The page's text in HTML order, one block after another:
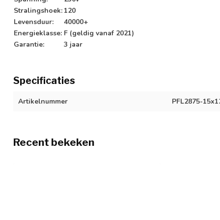
Stralingshoek: 120
Levensduur:
40000+
Energieklasse: F (geldig vanaf 2021)
Garantie:
3 jaar
Specificaties
Artikelnummer PFL2875-
Recent bekeken